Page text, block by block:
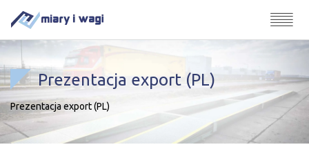
Prezentacja export (PL)
Prezentacja export (PL)